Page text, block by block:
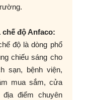
độ Anfaco:
độ là dòng phổ
chiếu sáng cho
sạn, bệnh viện,
mua sắm, cửa
điểm chuyên